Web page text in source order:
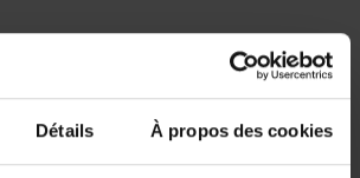
Détails À propos des cookies
de santé
Paiement en ligne 100% sécurisé par
carte bancaire ou Paypal